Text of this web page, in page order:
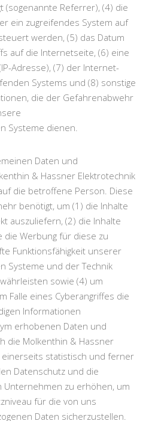
(sogenannte Referrer), (4) die
ein zugreifendes System auf
werden, (5) das Datum
auf die Internetseite, (6) eine
Adresse), (7) der Internet-
Systems und (8) sonstige
die der Gefahrenabwehr
Systeme dienen.
Daten und
& Hassner Elektrotechnik
die betroffene Person. Diese
benötigt, um (1) die Inhalte
auszuliefern, (2) die Inhalte
Werbung für diese zu
Funktionsfähigkeit unserer
Systeme und der Technik
sowie (4) um
Falle eines Cyberangriffes die
Informationen
erhobenen Daten und
die Molkenthin & Hassner
einerseits statistisch und ferner
Datenschutz und die
zu erhöhen, um
für die von uns
Daten sicherzustellen.